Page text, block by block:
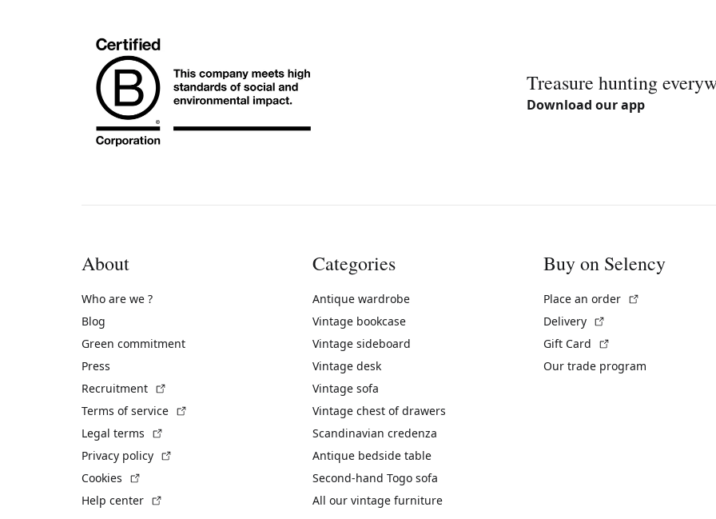
Treasure hunting
Download our app
About
Who are we ?
Blog
Green commitment
Press
Recruitment
Terms of service
Legal terms
Privacy policy
Cookies
Help center
Categories
Antique wardrobe
Vintage bookcase
Vintage sideboard
Vintage desk
Vintage sofa
Vintage chest of drawers
Scandinavian credenza
Antique bedside table
Second-hand Togo sofa
All our vintage furniture
Buy on Selency
Place an order
Delivery
Gift Card
Our trade program